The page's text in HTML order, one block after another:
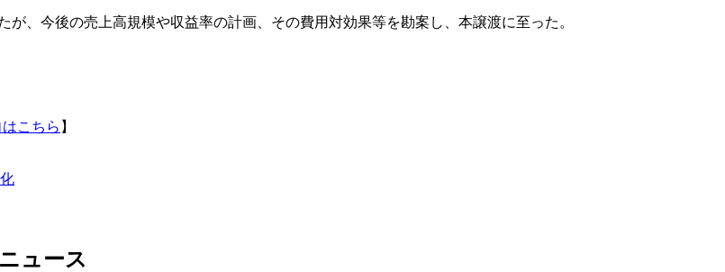
、今後の売上高規模や収益率の計画、その費用対効果等を勘案し、本譲渡に至った。
こちら 】
ュース